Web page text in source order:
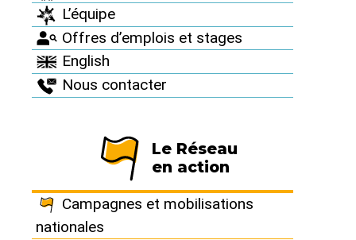
L’équipe
Offres d’emplois et stages
English
Nous contacter
Le Réseau
en action
Campagnes et mobilisations
nationales
Komandant Simi
OL
https://www.myspace.com/arrrforcenet